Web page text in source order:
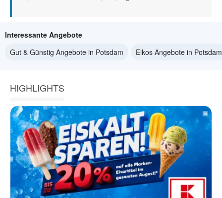
Interessante Angebote
Gut & Günstig Angebote in Potsdam
Elkos Angebote in Potsdam
HIGHLIGHTS